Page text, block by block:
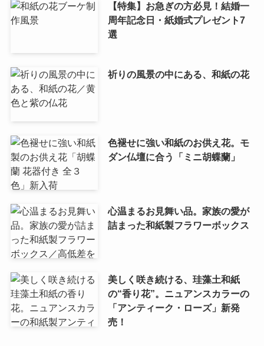
【特集】お急ぎの方必見！結婚一
周年記念日・紙婚式プレゼント7
選
祈りの風景の中にある、和紙の花
色褪せに強い和紙のお供え花。モ
ダン仏壇に合う「ミニ胡蝶蘭」
心温まるお見舞い品。家族の愛が
詰まった和紙製フラワーボックス
美しく咲き続ける、珪藻土和紙
の“香り花”。ニュアンスカラーの
「アンティーク・ローズ」新発
売！